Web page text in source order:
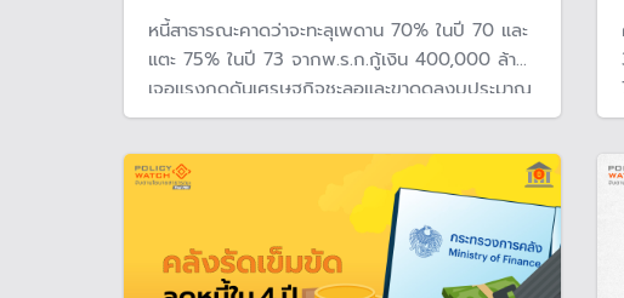
หนี้สาธารณะคาดว่าจะทะลุเพดาน 70% ในปี 70 และ
แตะ 75% ในปี 73 จากพ.ร.ก.กู้เงิน 400,000 ล้าน
เจอแรงกดดันเศรษฐกิจชะลอและขาดดุลงบประมาณ
ต่อเนื่อง รัฐบาลหารายได้ไม่ทันรายจ่าย ขณะที่บริษัท
จัดการหนี้ตามกฎหมายได้